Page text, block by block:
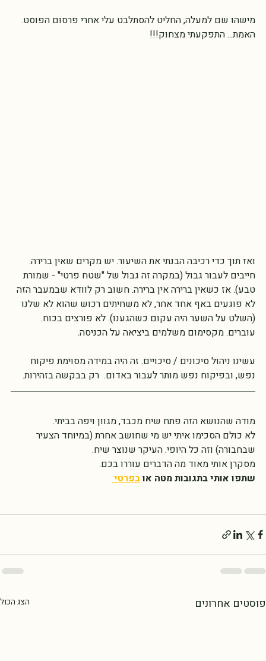
מישהו שם למעלה, החליט להסתלבט עלי אחרי פרסום הפוסט.
ואז תוך כדי רכיבה הבנתי את השיעור. יש מקרים שאין ברירה.
חייבים לעבור גבול (במקרה זה גבול של "שטח פרטי" - שמורת
טבע). אז כשאין ברירה אין ברירה. חשוב רק לוודא שבמעבר הזה
לא פוגעים באף אחד אחר, לא משחיתים רכוש שהוא לא שלנו
(השלט על השער היה עקום כשהגענו). לא פורצים בכוח.
עשינו ניהול סיכונים / סיכויים. זה היה במידה מסוימת פיקוח
נפש, ובפיקוח נפש מותר לעבור באדום.  רק בבקשה בזהירות.
מודה שהנושא הזה פתח שיח מכבד, מגוון ויפה בביתי.
לא כולם הסכימו איתי יש מי שחושב אחרת (במיוחד הצעיר
שבחבורה) וזה כל היופי. העיקר שנוצר שיח.
מסקרן אותי מאוד מה הדברים עוררו בכם.